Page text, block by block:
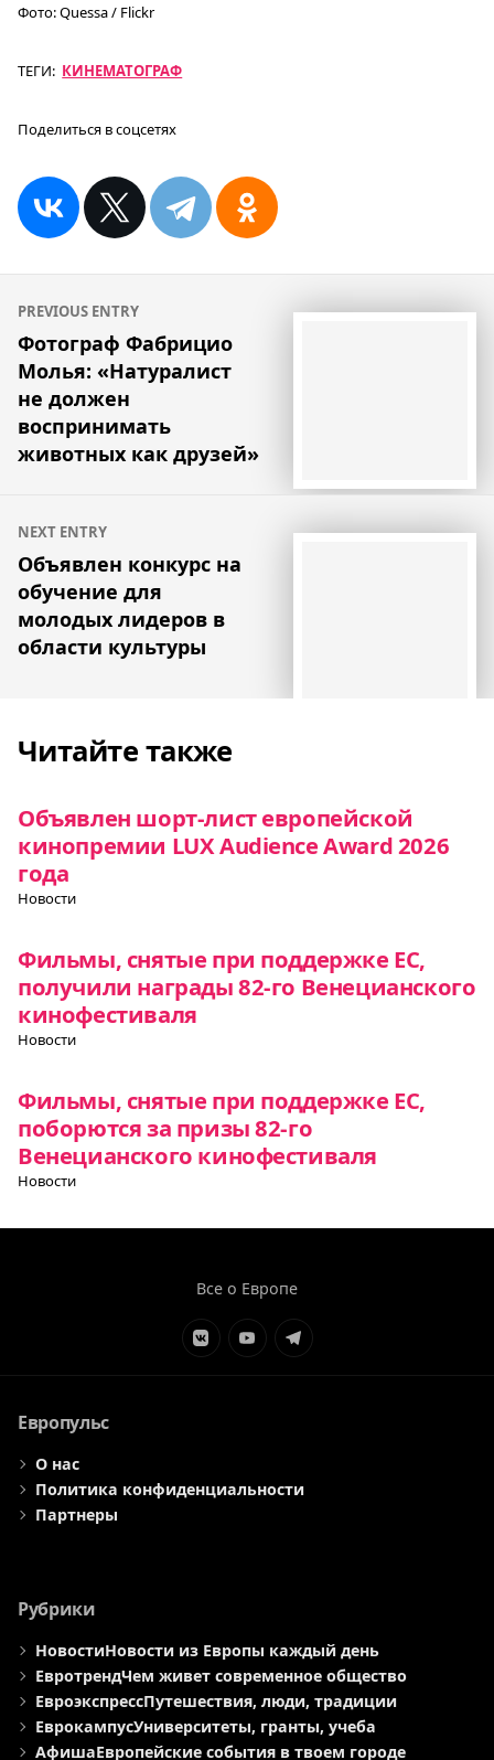
Фото:Quessa / Flickr
ТЕГИ: КИНЕМАТОГРАФ
Поделиться в соцсетях
Навигация
по
записям
PREVIOUS ENTRY
Фотограф Фабрицио
Молья: «Натуралист
не должен
воспринимать
животных как друзей»
NEXT ENTRY
Объявлен конкурс на
обучение для
молодых лидеров в
области культуры
Читайте также
Объявлен шорт-лист европейской
кинопремии LUX Audience Award 2026
года
Новости
Фильмы, снятые при поддержке ЕС,
получили награды 82-го Венецианского
кинофестиваля
Новости
Фильмы, снятые при поддержке ЕС,
поборются за призы 82-го
Венецианского кинофестиваля
Новости
Все о Европе
ЭлементЭлементЭлемент
Европульс
О нас
Политика конфиденциальности
Партнеры
Рубрики
НовостиНовости из Европы каждый день
ЕвротрендЧем живет современное общество
ЕвроэкспрессПутешествия, люди, традиции
ЕврокампусУниверситеты, гранты, учеба
АфишаЕвропейские события в твоем городе